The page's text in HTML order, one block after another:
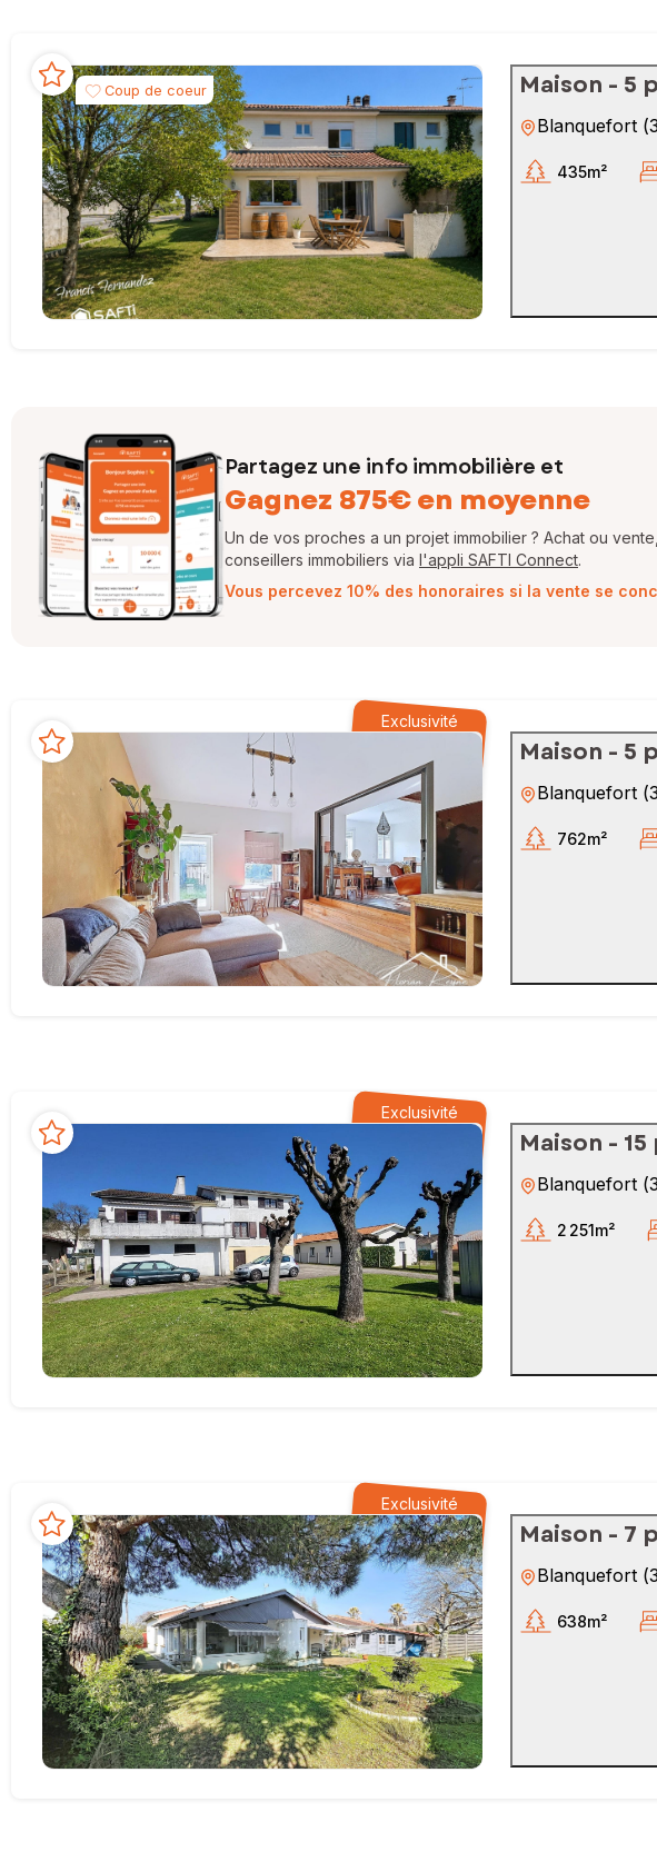
Coup de coeur Maison - 5
Blanquefort (
435m²
Partagez une info immobilière et
Gagnez 875€ en moyenne
Un de vos proches a un projet immobilier ? Achat ou
conseillers immobiliers via l'appli SAFTI Connect.
Vous percevez 10% des honoraires si la vente se
Exclusivité
Maison - 5
Blanquefort (
762m²
Exclusivité
Maison -
Blanquefort (
2 251m²
Exclusivité
Maison - 7
Blanquefort (
638m²